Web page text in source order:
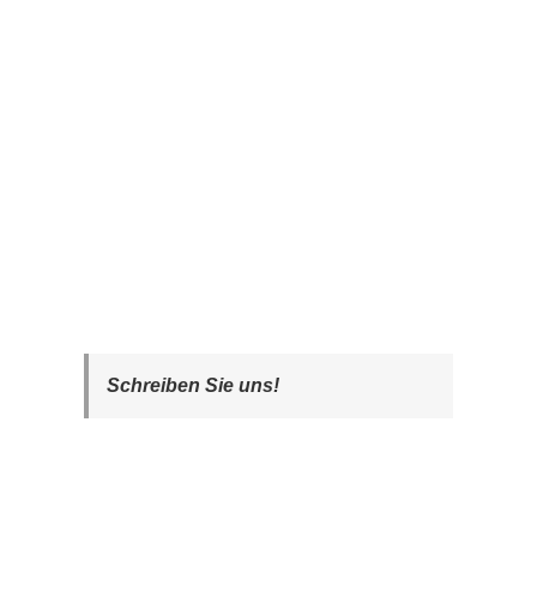
Schreiben Sie uns!